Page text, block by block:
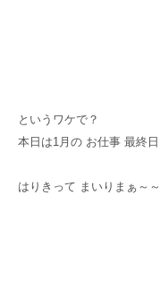
というワケで？
本日は1月の お仕事 最終日
はりきって まいりまぁ～